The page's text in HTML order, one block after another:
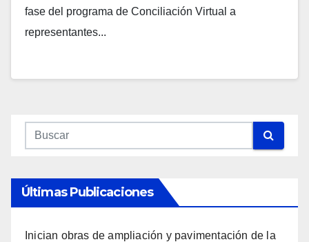
fase del programa de Conciliación Virtual a
representantes...
Últimas Publicaciones
Inician obras de ampliación y pavimentación de la